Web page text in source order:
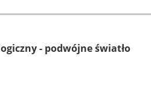
- podwójne światło